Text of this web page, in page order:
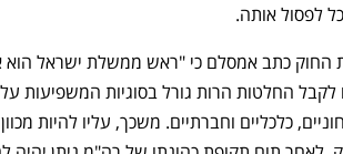
לפסול אותה.